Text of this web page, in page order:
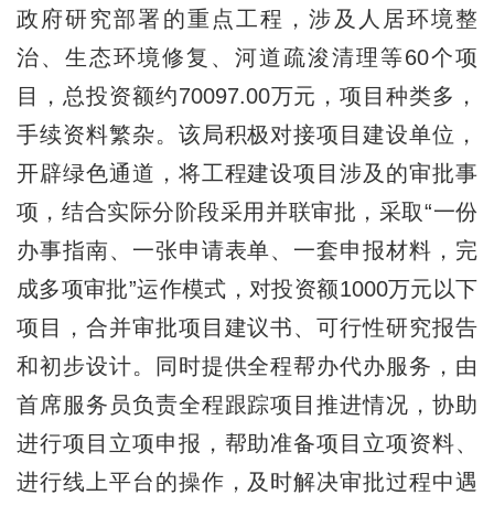
政府研究部署的重点工程，涉及人居环境整
治、生态环境修复、河道疏浚清理等60个项
目，总投资额约70097.00万元，项目种类多，
手续资料繁杂。该局积极对接项目建设单位，
开辟绿色通道，将工程建设项目涉及的审批事
项，结合实际分阶段采用并联审批，采取“一份
办事指南、一张申请表单、一套申报材料，完
成多项审批”运作模式，对投资额1000万元以下
项目，合并审批项目建议书、可行性研究报告
和初步设计。同时提供全程帮办代办服务，由
首席服务员负责全程跟踪项目推进情况，协助
进行项目立项申报，帮助准备项目立项资料、
进行线上平台的操作，及时解决审批过程中遇